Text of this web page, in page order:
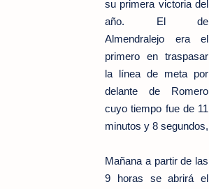
su primera victoria del
año. El de
Almendralejo era el
primero en traspasar
la línea de meta por
delante de Romero
cuyo tiempo fue de 11
minutos y 8 segundos,
Mañana a partir de las
9 horas se abrirá el